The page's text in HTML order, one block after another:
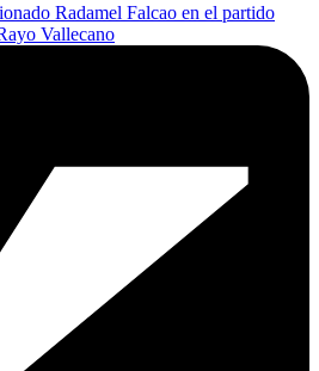
Radamel Falcao en el partido
Vallecano